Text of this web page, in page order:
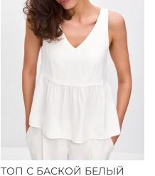
ТОП С БАСКОЙ БЕЛЫЙ